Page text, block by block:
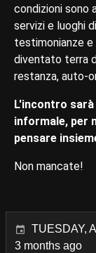
condizioni sono
servizi e luoghi
testimonianze
diventato terra
restanza, auto-
L'incontro
informale, per
pensare
Non mancate!
TUESDAY,
3 months ago